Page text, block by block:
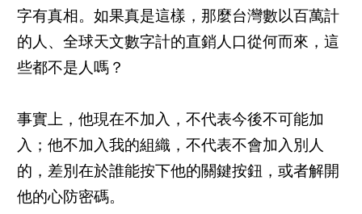
字有真相。如果真是這樣，那麼台灣數以百萬計
的人、全球天文數字計的直銷人口從何而來，這
些都不是人嗎？
事實上，他現在不加入，不代表今後不可能加
入；他不加入我的組織，不代表不會加入別人
的，差別在於誰能按下他的關鍵按鈕，或者解開
他的心防密碼。